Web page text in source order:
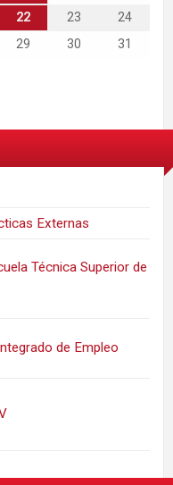
22 23
24
29 30 31
Externas
Técnica Superior de
de Empleo